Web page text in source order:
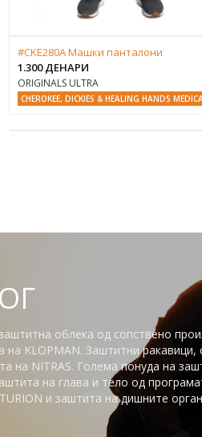
#CKE280A Машки панталони
1.300 ДЕНАРИ
ORIGINALS ULTRA
CHEROKEE, DICKIES & HEALING HANDS
облека од сопствено
на KLOPMAN. Заштитни ракавици,
на NITRAS. Голема понуда на
на глaва и тело од
и заштита на дишните